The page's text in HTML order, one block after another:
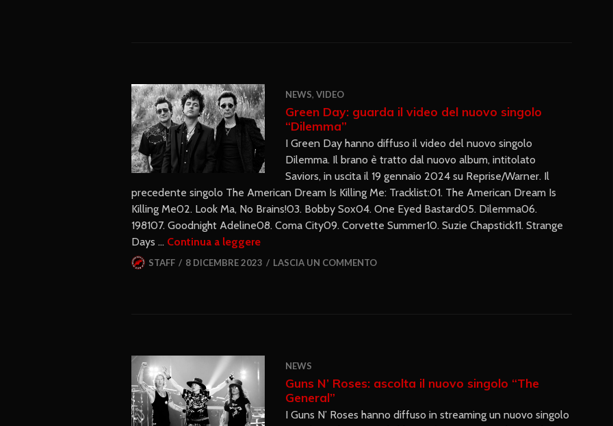
NEWS, VIDEO
Green Day: guarda il video del nuovo singolo
“Dilemma”
I Green Day hanno diffuso il video del nuovo singolo
Dilemma. Il brano è tratto dal nuovo album, intitolato
Saviors, in uscita il 19 gennaio 2024 su Reprise/Warner. Il
precedente singolo The American Dream Is Killing Me: Tracklist:01. The American Dream Is
Killing Me02. Look Ma, No Brains!03. Bobby Sox04. One Eyed Bastard05. Dilemma06.
198107. Goodnight Adeline08. Coma City09. Corvette Summer10. Suzie Chapstick11. Strange
Days … Continua a leggere
STAFF 8 DICEMBRE 2023 LASCIA UN COMMENTO
NEWS
Guns N’ Roses: ascolta il nuovo singolo “The
General”
I Guns N’ Roses hanno diffuso in streaming un nuovo singolo